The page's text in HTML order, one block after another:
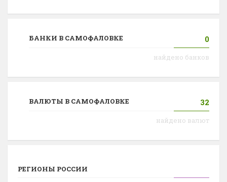
БАНКИ В САМОФАЛОВКЕ 0
найдено банков
ВАЛЮТЫ В САМОФАЛОВКЕ 32
найдено валют
РЕГИОНЫ РОССИИ